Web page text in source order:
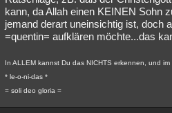
kann, da Allah einen KEINEN Sohn
jemand derart uneinsichtig ist, doch
=quentin= aufklären möchte...das
In ALLEM kannst Du das NICHTS erkennen, und im
* le-o-ni-das *
= soli deo gloria =